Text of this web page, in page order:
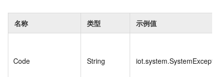
名称 类型 示例值
Code String